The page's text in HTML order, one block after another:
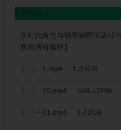
文件目录：
次时代角色与场景贴图渲染综
质高清有素材】
│ ├─1.mp4 1.33GB
│ ├─10.mp4 504.52MB
│ ├─11.mp4 1.42GB